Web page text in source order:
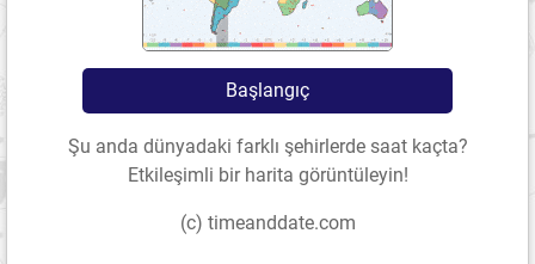
Başlangıç
Şu anda dünyadaki farklı şehirlerde saat kaçta?
Etkileşimli bir harita görüntüleyin!
(c) timeanddate.com